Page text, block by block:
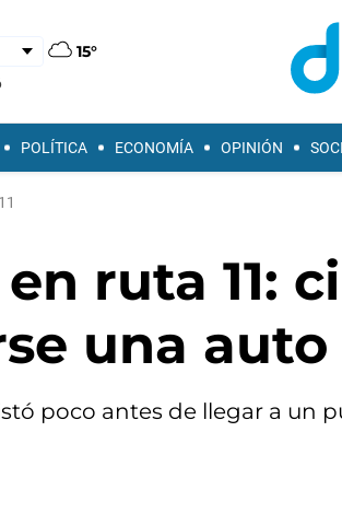
15°
POLÍTICA ECONOMÍA OPINIÓN
ruta 11:
una auto
poco antes de llegar a un